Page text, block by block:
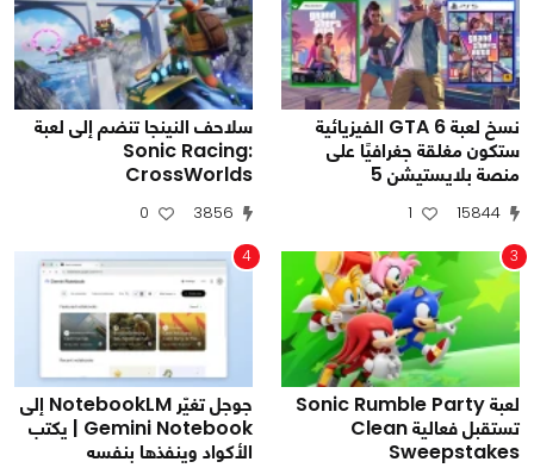
نسخ لعبة GTA 6 الفيزيائية
ستكون مغلقة جغرافيًا على
منصة بلايستيشن 5
15844
1
سلاحف النينجا تنضم إلى لعبة
Sonic Racing:
CrossWorlds
3856
0
3
لعبة Sonic Rumble Party
تستقبل فعالية Clean
Sweepstakes
4
جوجل تغيّر NotebookLM إلى
Gemini Notebook | يكتب
الأكواد وينفذها بنفسه